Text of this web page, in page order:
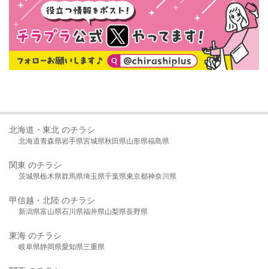
北海道・東北 のチラシ
北海道青森県岩手県宮城県秋田県山形県福島県
関東 のチラシ
茨城県栃木県群馬県埼玉県千葉県東京都神奈川県
甲信越・北陸 のチラシ
新潟県富山県石川県福井県山梨県長野県
東海 のチラシ
岐阜県静岡県愛知県三重県